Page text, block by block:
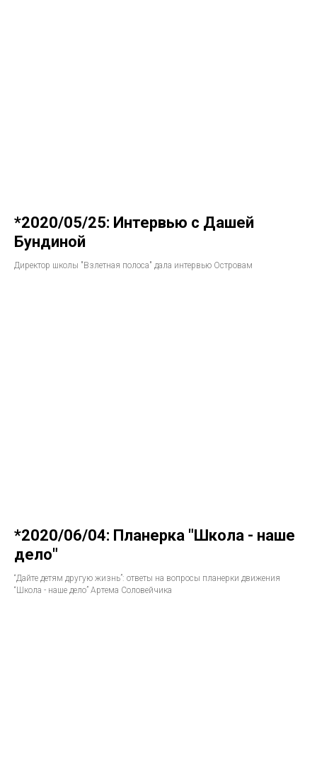
*2020/05/25: Интервью с Дашей
Бундиной
Директор школы "Взлетная полоса" дала интервью Островам
*2020/06/04: Планерка "Школа - наше
дело"
“Дайте детям другую жизнь”: ответы на вопросы планерки движения
“Школа - наше дело” Артема Соловейчика